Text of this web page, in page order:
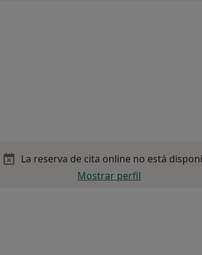
La reserva de cita online no está
Mostrar perfil